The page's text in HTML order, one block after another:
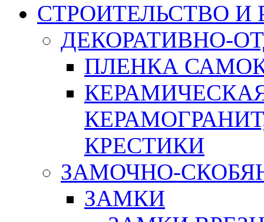
СТРОИТЕЛЬСТВО И
ДЕКОРАТИВНО-
ПЛЕНКА
КРЕСТИКИ
ЗАМОЧНО-
ЗАМКИ